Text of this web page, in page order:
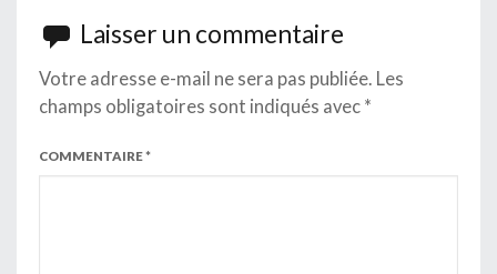
Laisser un commentaire
Votre adresse e-mail ne sera pas publiée. Les
champs obligatoires sont indiqués avec *
COMMENTAIRE*